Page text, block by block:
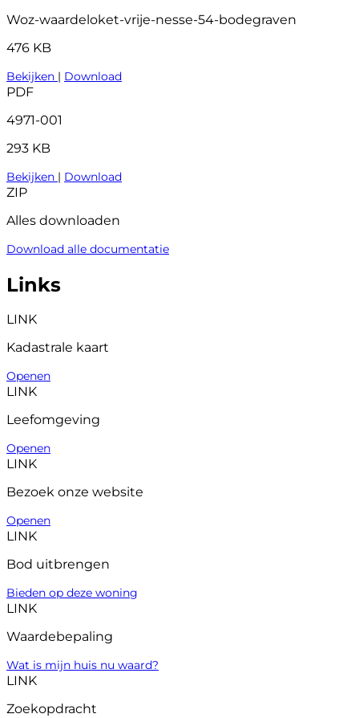
Woz-waardeloket-vrije-nesse-54-bodegraven
476 KB
Bekijken | Download
PDF
4971-001
293 KB
Bekijken | Download
ZIP
Alles downloaden
Download alle documentatie
Links
LINK
Kadastrale kaart
Openen
LINK
Leefomgeving
Openen
LINK
Bezoek onze website
Openen
LINK
Bod uitbrengen
Bieden op deze woning
LINK
Waardebepaling
Wat is mijn huis nu waard?
LINK
Zoekopdracht